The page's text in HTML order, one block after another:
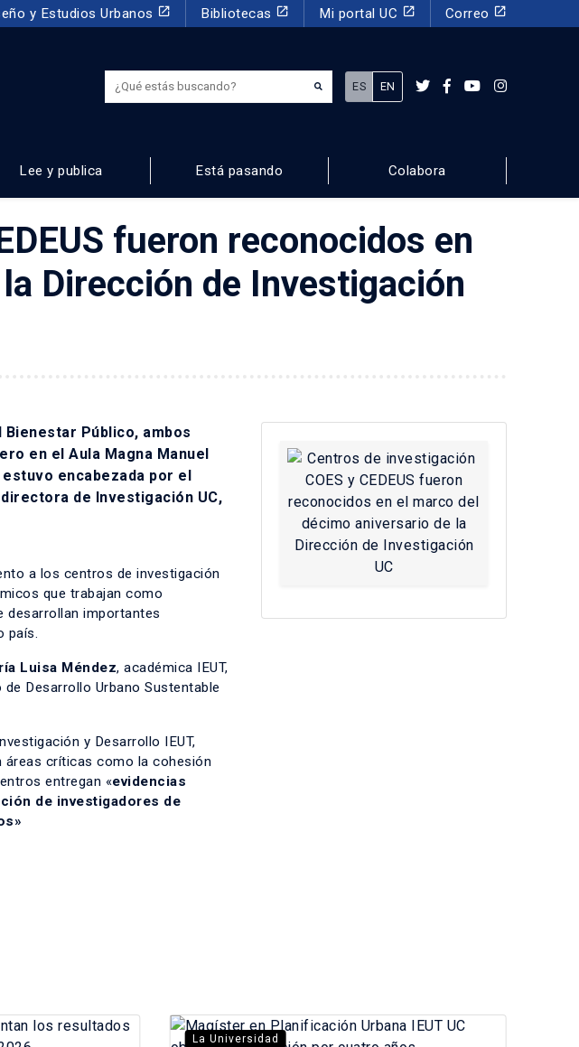
y Estudios Urbanos launch Bibliotecas launch Mi portal UC launch Correo launch
¿Qué estás buscando?
ES EN
Lee y publica Está pasando Colabora
fueron reconocidos en
Dirección de Investigación
Público, ambos
en el Aula Magna Manuel
encabezada por el
de Investigación UC,
a los centros de investigación
que trabajan como
desarrollan importantes
país.
Luisa Méndez, académica IEUT,
Desarrollo Urbano Sustentable
y Desarrollo IEUT,
áreas críticas como la cohesión
entregan «evidencias
de investigadores de
La Universidad